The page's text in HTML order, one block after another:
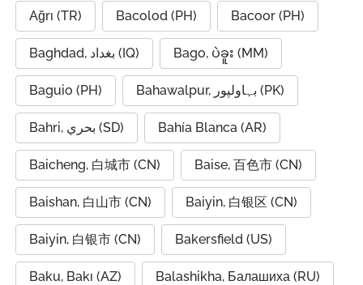
Ağrı (TR) Bacolod (PH) Bacoor (PH)
Baghdad, بغداد (IQ) Bago, ပဲခူး (MM)
Baguio (PH) Bahawalpur, بہاولپور (PK)
Bahri, بحري (SD) Bahía Blanca (AR)
Baicheng, 白城市 (CN) Baise, 百色市 (CN)
Baishan, 白山市 (CN) Baiyin, 白银区 (CN)
Baiyin, 白银市 (CN) Bakersfield (US)
Baku, Bakı (AZ) Balashikha, Балашиха (RU)